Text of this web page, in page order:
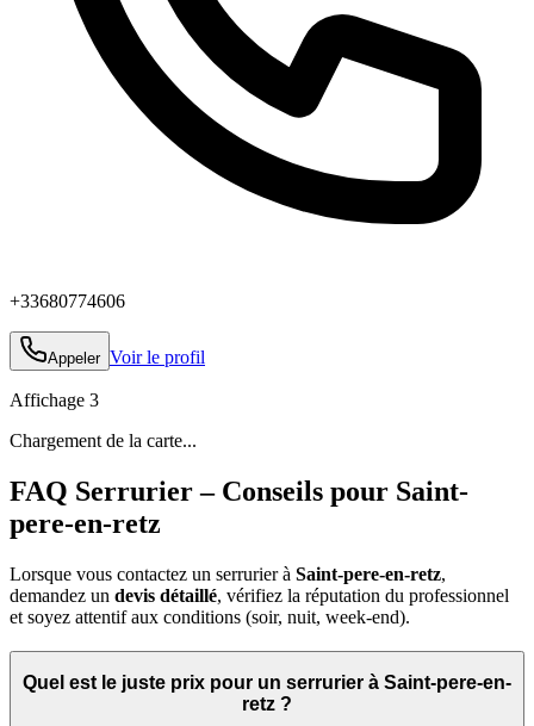
+33680774606
Appeler Voir le profil
Affichage 3
Chargement de la carte...
FAQ Serrurier – Conseils pour Saint-
pere-en-retz
Lorsque vous contactez un serrurier à Saint-pere-en-retz,
demandez un devis détaillé, vérifiez la réputation du professionnel
et soyez attentif aux conditions (soir, nuit, week‑end).
Quel est le juste prix pour un serrurier à Saint-pere-en-
retz ?